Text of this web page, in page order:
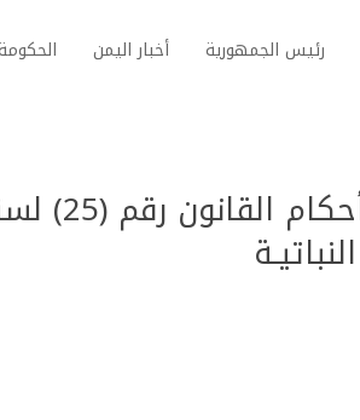
رئيس الجمهورية أخبار اليمن
قانون رقم (4) لسنة 2011م بتعديل بعض